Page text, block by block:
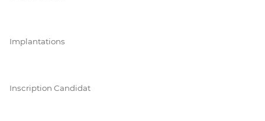
Implantations
Inscription Candidat